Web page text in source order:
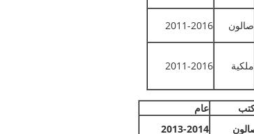
صالون 2011-2016
ملكية 2011-2016
عام
2013-2014